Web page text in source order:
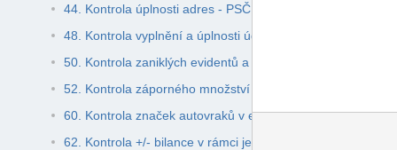
44. Kontrola úplnosti adres - PSČ
48. Kontrola vyplnění a úplnosti údajů Hlášení vyplnil
50. Kontrola zaniklých evidentů a partnerů v evidenci
52. Kontrola záporného množství
60. Kontrola značek autovraků v evidenci odpadů
62. Kontrola +/- bilance v rámci jedné tovární značky